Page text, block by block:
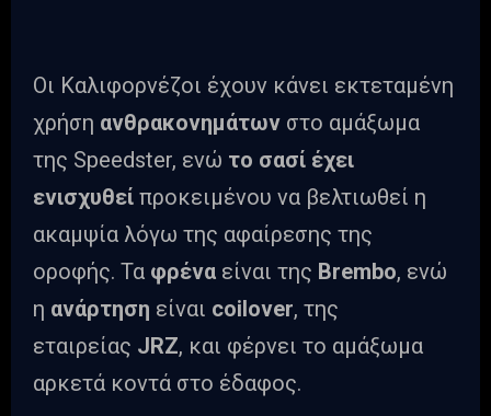
Οι Καλιφορνέζοι έχουν κάνει εκτεταμένη
χρήση ανθρακονημάτων στο αμάξωμα
της Speedster, ενώ το σασί έχει
ενισχυθεί προκειμένου να βελτιωθεί η
ακαμψία λόγω της αφαίρεσης της
οροφής. Τα φρένα είναι της Brembo, ενώ
η ανάρτηση είναι coilover, της
εταιρείας JRZ, και φέρνει το αμάξωμα
αρκετά κοντά στο έδαφος.